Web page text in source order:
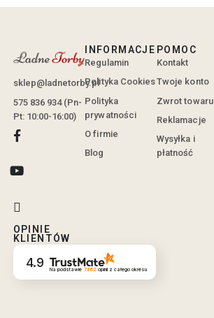
sklep@ladnetorby.pl
575 836 934 (Pn-
Pt: 10:00-16:00)
OPINIE
KLIENTÓW
4.9 Na podstawie 7862opinii z całego okresu
INFORMACJE
Regulamin
Polityka Cookies
Polityka
prywatności
O firmie
Blog
POMOC
Kontakt
Twoje konto
Zwrot towaru
Reklamacje
Wysyłka i
płatność